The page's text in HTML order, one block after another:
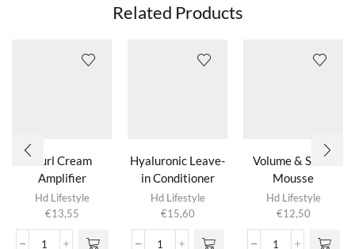
Related Products
Curl Cream
Amplifier
Hd Lifestyle
€13,55
Hyaluronic Leave-
in Conditioner
Hd Lifestyle
€15,60
Volume & Shine
Mousse
Hd Lifestyle
€12,50